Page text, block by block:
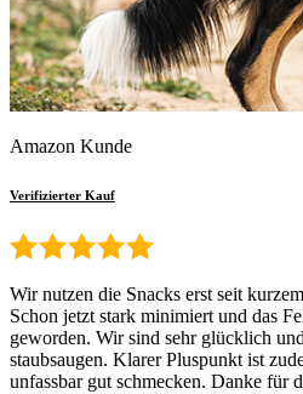
Amazon Kunde
Verifizierter Kauf
Wir nutzen die Snacks erst seit
Schon jetzt stark minimiert und das
geworden. Wir sind sehr glücklich
staubsaugen. Klarer Pluspunkt ist
unfassbar gut schmecken. Danke für